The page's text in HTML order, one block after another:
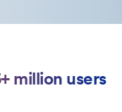
million users